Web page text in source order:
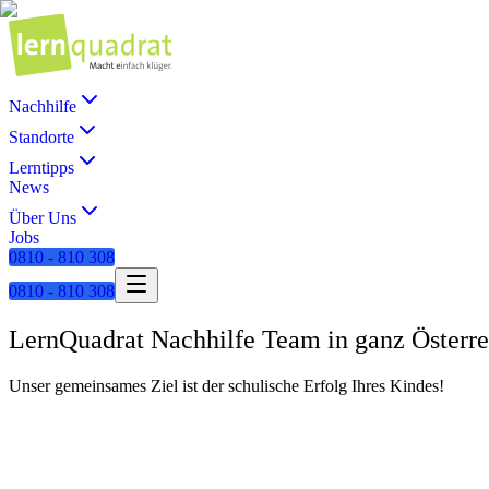
Nachhilfe
Standorte
Lerntipps
News
Über Uns
Jobs
0810 - 810 308
0810 - 810 308
LernQuadrat Nachhilfe Team in ganz
Unser gemeinsames Ziel ist der schulische Erfolg Ihres Kindes!